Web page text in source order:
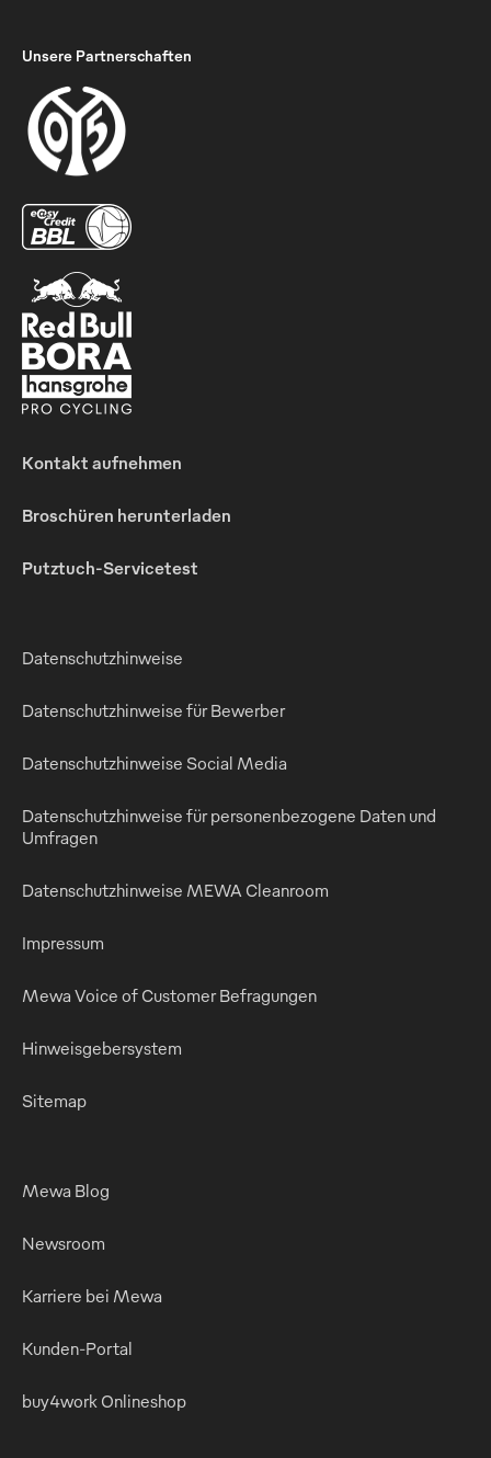
Unsere Partnerschaften
Kontakt aufnehmen
Broschüren herunterladen
Putztuch-Servicetest
Datenschutzhinweise
Datenschutzhinweise für Bewerber
Datenschutzhinweise Social Media
Datenschutzhinweise für personenbezogene Daten und
Umfragen
Datenschutzhinweise MEWA Cleanroom
Impressum
Mewa Voice of Customer Befragungen
Hinweisgebersystem
Sitemap
Mewa Blog
Newsroom
Karriere bei Mewa
Kunden-Portal
buy4work Onlineshop